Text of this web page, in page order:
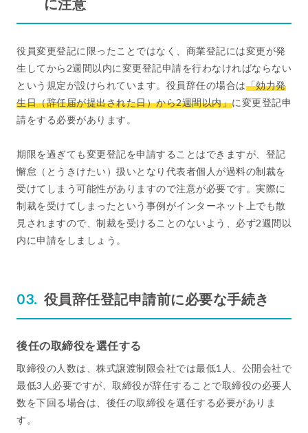
に注意
役員変更登記に限ったことではなく、商業登記には変更が発
生してから2週間以内に変更登記申請を行わなければならない
という規定が設けられています。役員辞任の場合は「効力発
生日（辞任届が提出された日）から2週間以内」に変更登記申
請をする必要があります。
期限を過ぎても変更登記を申請することはできますが、登記
懈怠（とうきけたい）扱いとなり代表者個人が過料の制裁を
受けてしまう可能性がありますので注意が必要です。実際に
制裁を受けてしまったという事例がインターネット上でも散
見されますので、制裁を受けることのないよう、必ず2週間以
内に申請をしましょう。
役員辞任登記申請前に必要な手続き
後任の取締役を選任する
取締役の人数は、株式譲渡制限会社では最低1人、公開会社で
最低3人必要ですが、取締役が辞任することで取締役の必要人
数を下回る場合は、後任の取締役を選任する必要がありま
す。